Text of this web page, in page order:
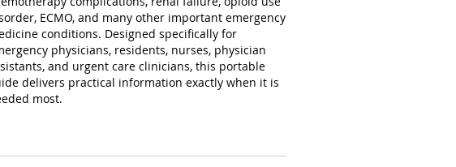
ECMO, and many other important emergency
conditions. Designed specifically for
physicians, residents, nurses, physician
and urgent care clinicians, this portable
delivers practical information exactly when it is
most.